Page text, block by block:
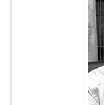
monitoramento da
assinou com o